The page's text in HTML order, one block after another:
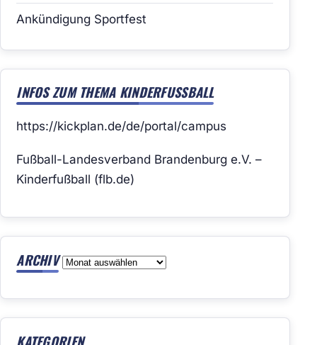
Ankündigung Sportfest
INFOS ZUM THEMA KINDERFUSSBALL
https://kickplan.de/de/portal/campus
Fußball-Landesverband Brandenburg e.V. –
Kinderfußball (flb.de)
ARCHIV Archiv
KATEGORIEN